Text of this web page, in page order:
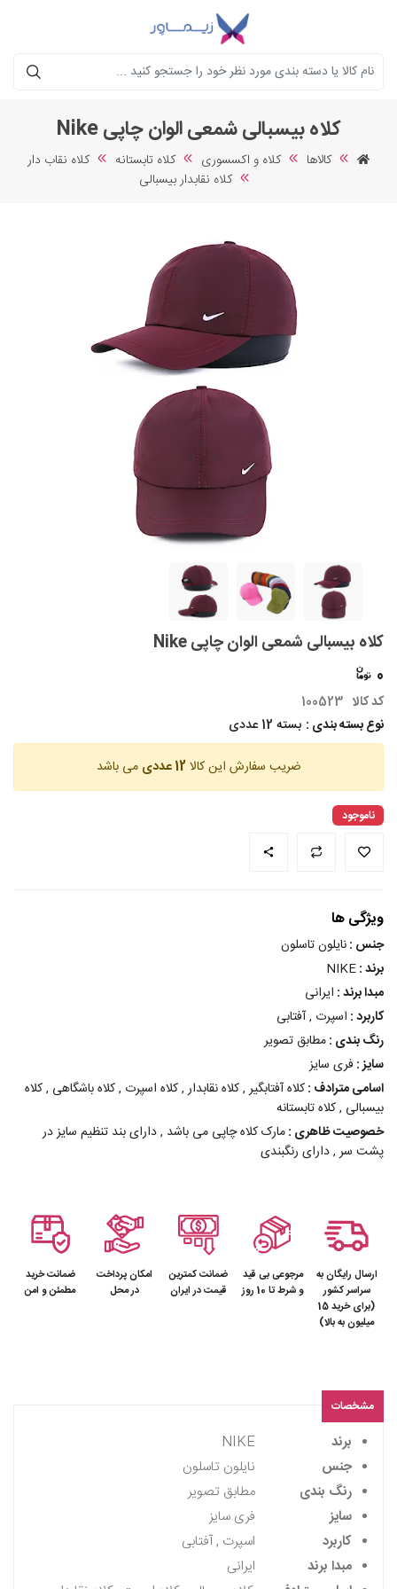
جستجو
کلاه بیسبالی شمعی الوان چاپی Nike
کالاها کلاه و اکسسوری کلاه تابستانه
کلاه نقاب دار
کلاه نقابدار بیسبالی
کلاه بیسبالی شمعی الوان چاپی Nike
0
کد کالا 100523
نوع بسته بندی : بسته 12 عددی
ضریب سفارش این کالا 12 عددی می باشد
ناموجود
ویژگی ها
جنس :نایلون تاسلون
برند :NIKE
مبدا برند : ایرانی
کاربرد : اسپرت , آفتابی
رنگ بندی :مطابق تصویر
سایز : فری سایز
اسامی مترادف :کلاه آفتابگیر , کلاه نقابدار , کلاه اسپرت , کلاه باشگاهی , کلاه
بیسبالی , کلاه تابستانه
خصوصیت ظاهری :مارک کلاه چاپی می باشد , دارای بند تنظیم سایز در
پشت سر , دارای رنگبندی
ارسال رایگان به
سراسر کشور
(برای خرید 15
میلیون به بالا)
مرجوعی بی قید
و شرط تا 10 روز
ضمانت کمترین
قیمت در ایران
امکان پرداخت
در محل
ضمانت خرید
مطمئن و امن
مشخصات
برند
جنس
نایلون تاسلون
رنگ بندی
مطابق تصویر
سایز
فری سایز
کاربرد
اسپرت , آفتابی
مبدا برند
ایرانی